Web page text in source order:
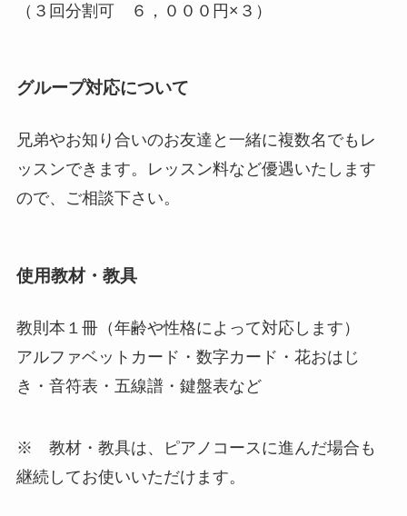
（３回分割可 ６，０００円×３）
グループ対応について
兄弟やお知り合いのお友達と一緒に複数名でもレ
ッスンできます。レッスン料など優遇いたします
ので、ご相談下さい。
使用教材・教具
教則本１冊（年齢や性格によって対応します）
アルファベットカード・数字カード・花おはじ
き・音符表・五線譜・鍵盤表など
※ 教材・教具は、ピアノコースに進んだ場合も
継続してお使いいただけます。